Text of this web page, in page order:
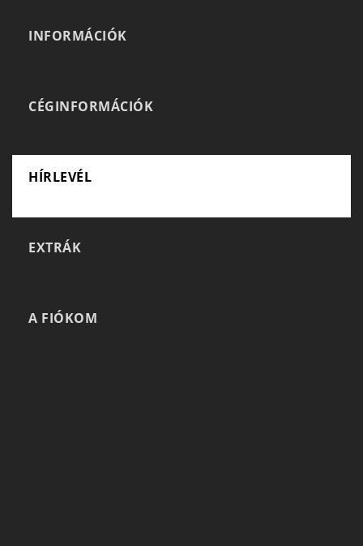
INFORMÁCIÓK
CÉGINFORMÁCIÓK
HÍRLEVÉL
EXTRÁK
A FIÓKOM